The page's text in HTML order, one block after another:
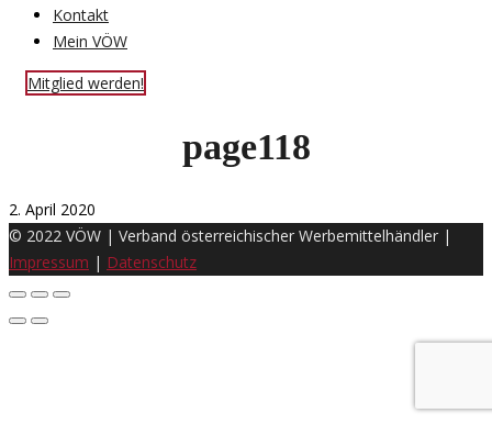
Kontakt
Mein VÖW
Mitglied werden!
page118
2. April 2020
© 2022 VÖW | Verband österreichischer Werbemittelhändler |
Impressum | Datenschutz